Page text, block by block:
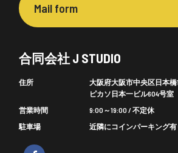
Mail form
合同会社 J STUDIO
住所
大阪府大阪市中央区日本橋
ピカソ日本一ビル604号室
営業時間
9:00～19:00 / 不定休
駐車場
近隣にコインパーキング有